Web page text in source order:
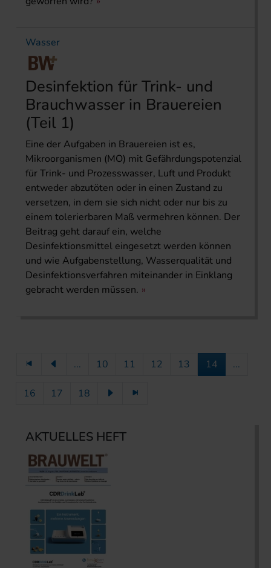
Wasser
Desinfektion für Trink- und
Brauchwasser in Brauereien
(Teil 1)
Eine der Aufgaben in Brauereien ist es,
Mikroorganismen (MO) mit Gefährdungspotenzial
für Trink- und Prozesswasser, Luft und Produkt
entweder abzutöten oder in einen Zustand zu
versetzen, in dem sie sich nicht oder nur bis zu
einem tolerierbaren Maß vermehren können. Der
Beitrag geht darauf ein, welche
Desinfektionsmittel eingesetzt werden können
und wie Aufgabenstellung, Wasserqualität und
Desinfektionsverfahren miteinander in Einklang
gebracht werden müssen.
... 10 11 12 13 14 ...
16 17 18
AKTUELLES HEFT